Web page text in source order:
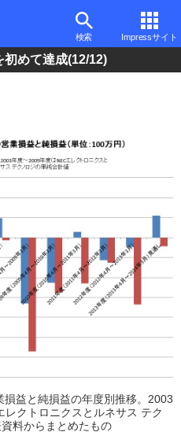
検索 Impressサイト
初めて達成(12/12)
益と純損益の年度別推移。2003
クトロニクスとルネサス テク
料からまとめたもの